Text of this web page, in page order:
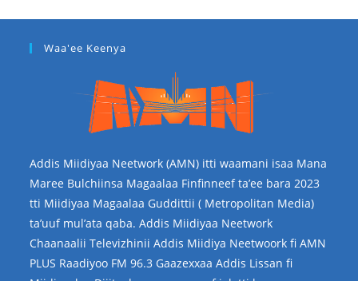
Waa'ee Keenya
Addis Miidiyaa Neetwork (AMN) itti waamani isaa Mana
Maree Bulchiinsa Magaalaa Finfinneef ta’ee bara 2023
tti Miidiyaa Magaalaa Guddittii ( Metropolitan Media)
ta’uuf mul’ata qaba. Addis Miidiyaa Neetwork
Chaanaalii Televizhinii Addis Miidiya Neetwoork fi AMN
PLUS Raadiyoo FM 96.3 Gaazexxaa Addis Lissan fi